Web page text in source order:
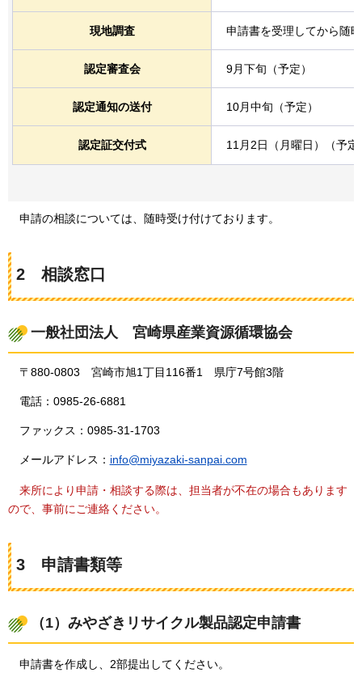
現地調査 申請書を受理してから随時
認定審査会 9月下旬（予定）
認定通知の送付 10月中旬（予定）
認定証交付式 11月2日（月曜日）（予定
申請の相談については、随時受け付けております。
2 相談窓口
一般社団法人 宮崎県産業資源循環協会
〒880-0803 宮崎市旭1丁目116番1 県庁7号館3階
電話：0985-26-6881
ファックス：0985-31-1703
メールアドレス： info@miyazaki-sanpai.com
来所により申請・相談する際は、担当者が不在の場合もあります
ので、事前にご連絡ください。
3 申請書類等
（1）みやざきリサイクル製品認定申請書
申請書を作成し、 2部提出してください。